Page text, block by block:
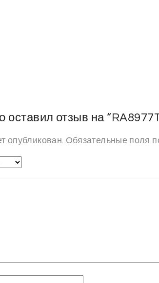
оставил отзыв на
опубликован. Обязательные поля